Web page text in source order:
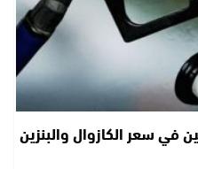
في سعر الكازوال والبنزين